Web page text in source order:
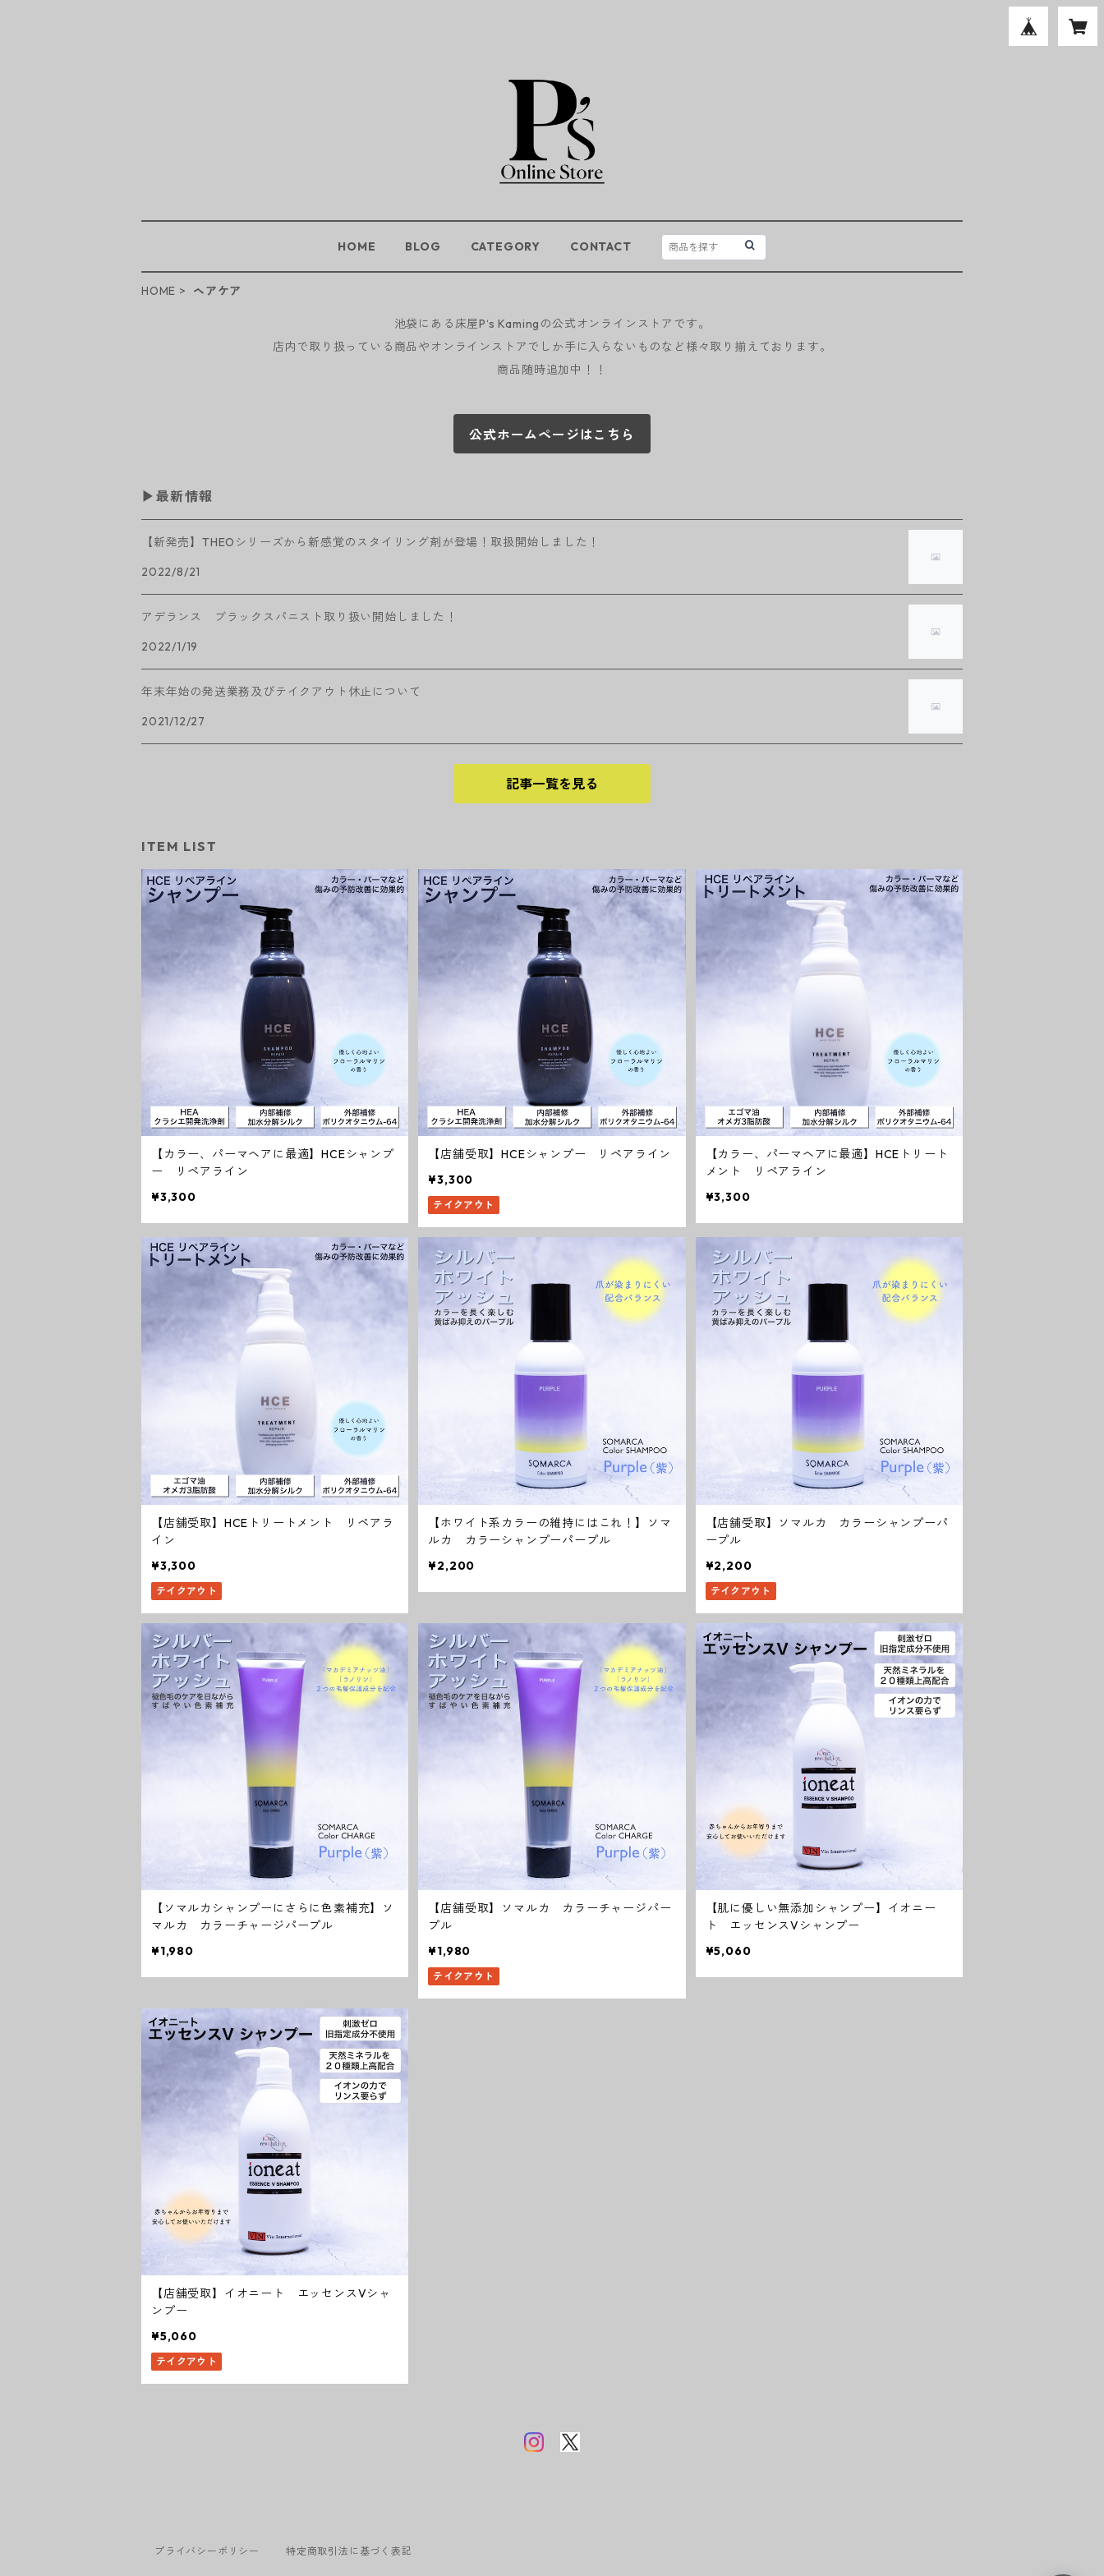
HOME BLOG CATEGORY CONTACT
HOME ヘアケア
池袋にある床屋P‘s Kamingの公式オンラインストアです。
店内で取り扱っている商品やオンラインストアでしか手に入らないものなど様々取り揃えております。
商品随時追加中！！
公式ホームページはこちら
▶︎最新情報
【新発売】THEOシリーズから新感覚のスタイリング剤が登場！取扱開始しました！
2022/8/21
アデランス ブラックスパニスト取り扱い開始しました！
2022/1/19
年末年始の発送業務及びテイクアウト休止について
2021/12/27
記事一覧を見る
ITEM LIST
【カラー、パーマヘアに最適】HCEシャンプ
ー リペアライン
¥3,300
【店舗受取】HCEシャンプー リペアライン
¥3,300
テイクアウト
【カラー、パーマヘアに最適】HCEトリート
メント リペアライン
¥3,300
【店舗受取】HCEトリートメント リペアラ
イン
¥3,300
テイクアウト
【ホワイト系カラーの維持にはこれ！】ソマ
ルカ カラーシャンプーパープル
¥2,200
【店舗受取】ソマルカ カラーシャンプーパ
ープル
¥2,200
テイクアウト
【ソマルカシャンプーにさらに色素補充】ソ
マルカ カラーチャージパープル
¥1,980
【店舗受取】ソマルカ カラーチャージパー
プル
¥1,980
テイクアウト
【肌に優しい無添加シャンプー】イオニー
ト エッセンスVシャンプー
¥5,060
【店舗受取】イオニート エッセンスVシャ
ンプー
¥5,060
テイクアウト
プライバシーポリシー 特定商取引法に基づく表記